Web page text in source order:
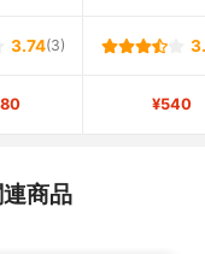
3.74(3)
¥540
商品